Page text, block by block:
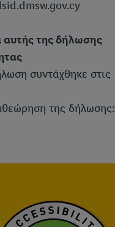
αυτής της δήλωσης
συντάχθηκε στις
της δήλωσης: